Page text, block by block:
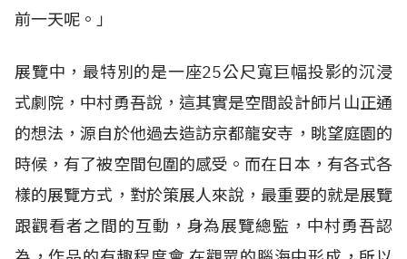
前一天呢。」
展覽中，最特別的是一座25公尺寬巨幅投影的沉浸
式劇院，中村勇吾說，這其實是空間設計師片山正通
的想法，源自於他過去造訪京都龍安寺，眺望庭園的
時候，有了被空間包圍的感受。而在日本，有各式各
樣的展覽方式，對於策展人來說，最重要的就是展覽
跟觀看者之間的互動，身為展覽總監，中村勇吾認